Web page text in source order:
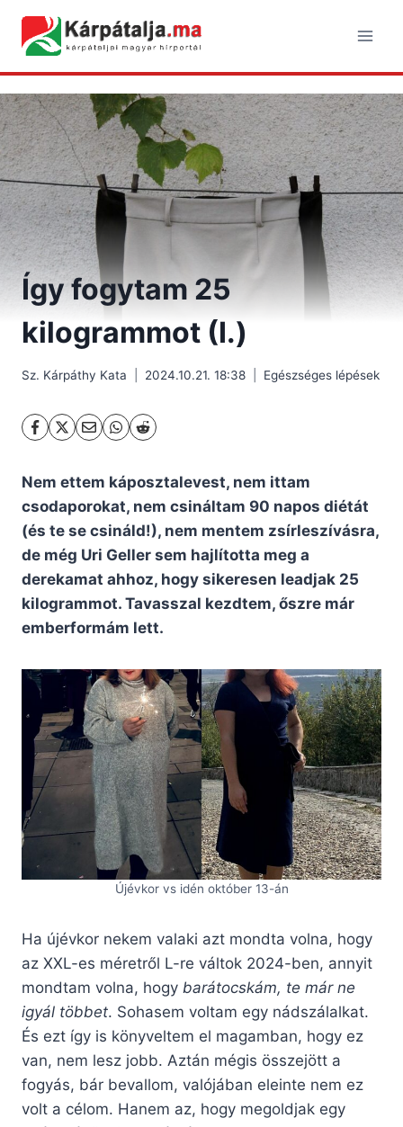
content
Így fogytam 25
kilogrammot (I.)
Sz. Kárpáthy Kata 2024.10.21. 18:38 Egészséges lépések
Nem ettem káposztalevest, nem ittam
csodaporokat, nem csináltam 90 napos diétát
(és te se csináld!), nem mentem zsírleszívásra,
de még Uri Geller sem hajlította meg a
derekamat ahhoz, hogy sikeresen leadjak 25
kilogrammot. Tavasszal kezdtem, őszre már
emberformám lett.
Újévkor vs idén október 13-án
Ha újévkor nekem valaki azt mondta volna, hogy
az XXL-es méretről L-re váltok 2024-ben, annyit
mondtam volna, hogy barátocskám, te már ne
igyál többet. Sohasem voltam egy nádszálalkat.
És ezt így is könyveltem el magamban, hogy ez
van, nem lesz jobb. Aztán mégis összejött a
fogyás, bár bevallom, valójában eleinte nem ez
volt a célom. Hanem az, hogy megoldjak egy